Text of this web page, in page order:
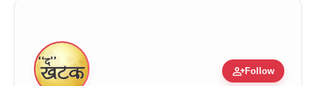
person_addFollow